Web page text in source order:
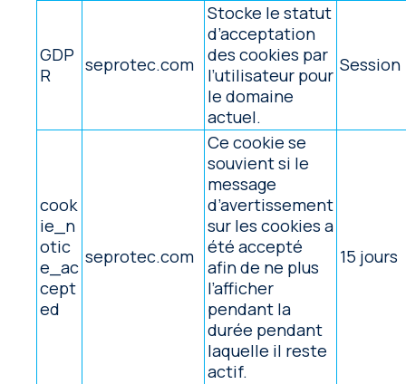
GDP
R
seprotec.com
Stocke le statut
d’acceptation
des cookies par
l’utilisateur pour
le domaine
actuel.
Session
cook
ie_n
otic
e_ac
cept
ed
seprotec.com
Ce cookie se
souvient si le
message
d’avertissement
sur les cookies a
été accepté
afin de ne plus
l’afficher
pendant la
durée pendant
laquelle il reste
actif.
15 jours